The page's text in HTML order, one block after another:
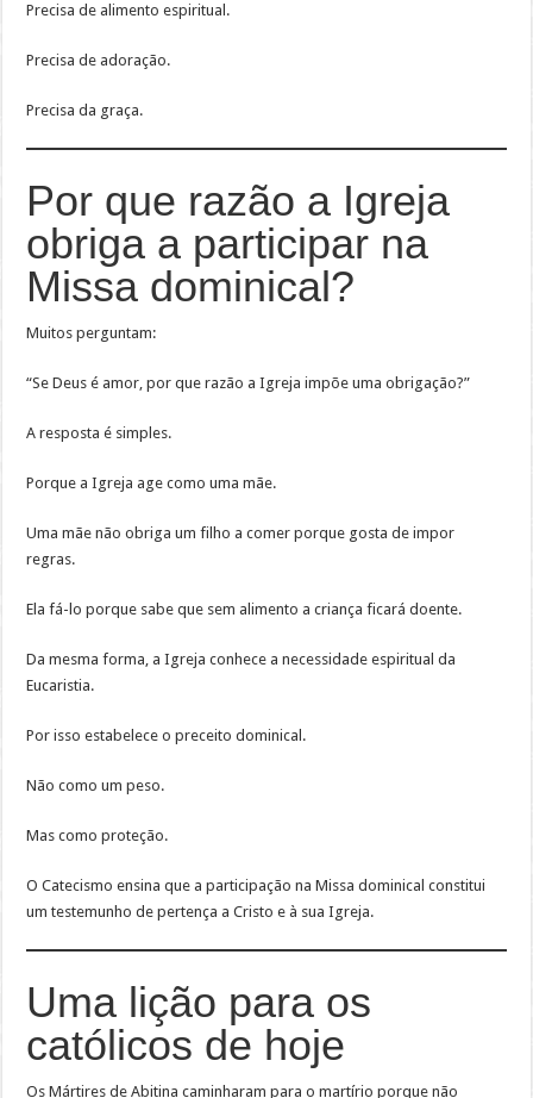
Precisa de alimento espiritual.
Precisa de adoração.
Precisa da graça.
Por que razão a Igreja
obriga a participar na
Missa dominical?
Muitos perguntam:
“Se Deus é amor, por que razão a Igreja impõe uma obrigação?”
A resposta é simples.
Porque a Igreja age como uma mãe.
Uma mãe não obriga um filho a comer porque gosta de impor
regras.
Ela fá-lo porque sabe que sem alimento a criança ficará doente.
Da mesma forma, a Igreja conhece a necessidade espiritual da
Eucaristia.
Por isso estabelece o preceito dominical.
Não como um peso.
Mas como proteção.
O Catecismo ensina que a participação na Missa dominical constitui
um testemunho de pertença a Cristo e à sua Igreja.
Uma lição para os
católicos de hoje
Os Mártires de Abitina caminharam para o martírio porque não